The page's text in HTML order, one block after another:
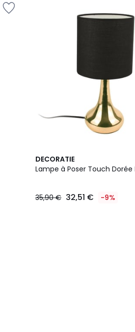
DECORATIE
Lampe à Poser Touch Dorée
35,90 € 32,51 € -9%